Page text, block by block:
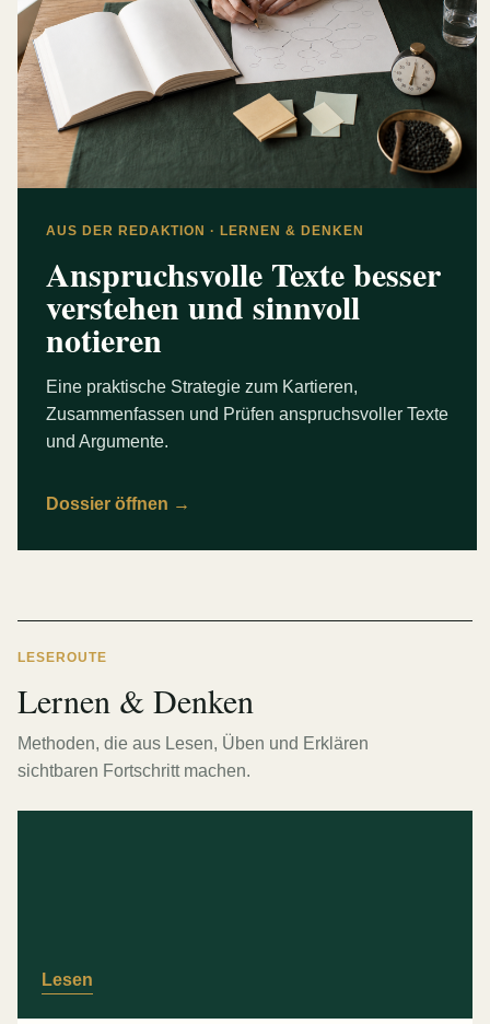
AUS DER REDAKTION · LERNEN & DENKEN
Anspruchsvolle Texte besser
verstehen und sinnvoll
notieren
Eine praktische Strategie zum Kartieren,
Zusammenfassen und Prüfen anspruchsvoller Texte
und Argumente.
Dossier öffnen →
LESEROUTE
Lernen & Denken
Methoden, die aus Lesen, Üben und Erklären
sichtbaren Fortschritt machen.
Lesen